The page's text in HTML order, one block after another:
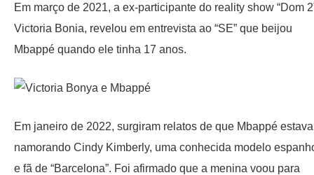
Em março de 2021, a ex-participante do reality show “Dom
Victoria Bonia, revelou em entrevista ao “SE” que beijou
Mbappé quando ele tinha 17 anos.
Em janeiro de 2022, surgiram relatos de que Mbappé estava
namorando Cindy Kimberly, uma conhecida modelo
e fã de “Barcelona”. Foi afirmado que a menina voou para